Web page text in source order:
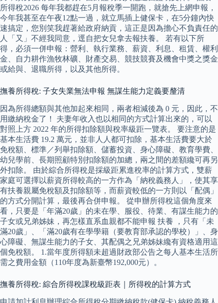
所得稅2026 每年我都趕在5月報稅季一開跑，就搶先上網申報，
今年我甚至在午夜12點一過，就立馬插上健保卡，在5分鐘內快
速搞定，您別笑我趕著給政府納貢，這正是因為擔心不負責任的
人「又」不經我同意，逕自把女兒拿去報扶養。 若有以下所
得，必須一併申報：營利、執行業務、薪資、利息、租賃、權利
金、自力耕作漁牧林礦、財產交易、競技競賽及機會中獎之獎金
或給與、退職所得，以及其他所得。
撫養所得稅: 子女失業無法申報 無謀生能力定義要釐清
因為所得總額與其他加起來相同，兩者相減後為 0 元，因此，不
用繳納稅金了！ 夫妻年收入也以相同的方式計算出來的，可以
對照上方 2022 年的所得扣除額與稅率級距一覽表。 要注意的是
基本生活費 19.2 萬元，並非人人都可扣除，基本生活費要大於
免稅額、標準／列舉扣除額、儲蓄投資、身心障礙、教育學費、
幼兒學前、長期照顧特別扣除額的加總，兩之間的差額纔可再另
外扣除。 由於綜合所得稅是採級距累進稅率的計算方式，雙薪
家庭可選擇以薪資所得較高的一方作為「納稅義務人」，使其享
有扶養親屬免稅額及扣除額等，而薪資較低的一方則以「配偶」
的方式分開計算，最後再合併申報。 從申辦所得稅這個角度來
看，只要是「年滿20歲」的未在學、服役、待業、有謀生能力的
子女或兄弟姊妹，再怎樣直系血親都不能申報 扶養 ，只有「未
滿20歲」、「滿20歲有在學學籍（要教育部承認的學校）」、身
心障礙、無謀生能力的子女、其配偶之兄弟姊妹纔有資格適用這
個免稅額。 1.當年度所得額未超過財政部公告之每人基本生活所
需之費用金額（110年度為新臺幣192,000元）。
撫養所得稅: 綜合所得稅課稅級距表｜所得稅的計算方式